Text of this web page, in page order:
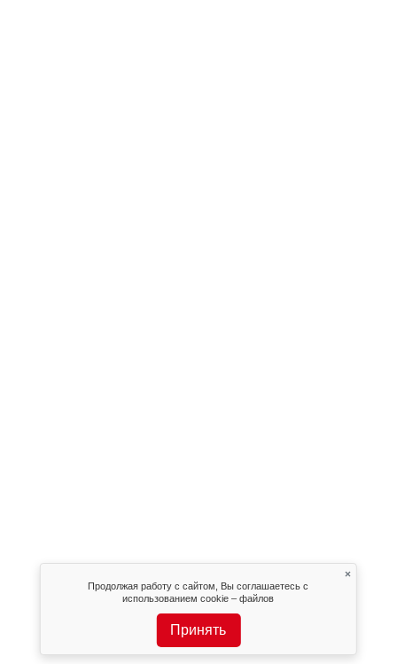
Продолжая работу с сайтом, Вы соглашаетесь с
использованием cookie – файлов
Принять
×